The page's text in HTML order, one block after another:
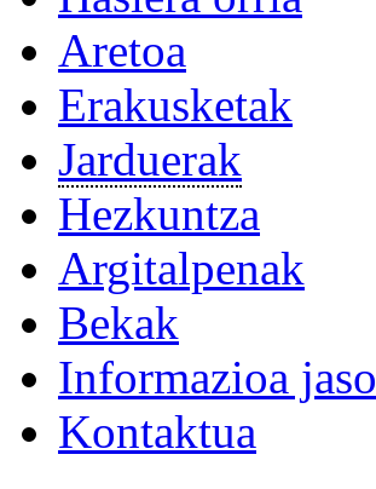
Aretoa
Erakusketak
Jarduerak
Hezkuntza
Argitalpenak
Bekak
Informazioa jaso
Kontaktua